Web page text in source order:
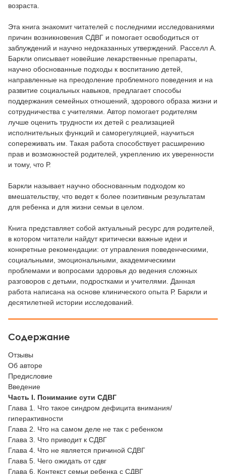
возраста.
Эта книга знакомит читателей с последними исследованиями
причин возникновения СДВГ и помогает освободиться от
заблуждений и научно недоказанных утверждений. Расселл А.
Баркли описывает новейшие лекарственные препараты,
научно обоснованные подходы к воспитанию детей,
направленные на преодоление проблемного поведения и на
развитие социальных навыков, предлагает способы
поддержания семейных отношений, здорового образа жизни и
сотрудничества с учителями. Автор помогает родителям
лучше оценить трудности их детей с реализацией
исполнительных функций и саморегуляцией, научиться
сопереживать им. Такая работа способствует расширению
прав и возможностей родителей, укреплению их уверенности
и тому, что Р.
Баркли называет научно обоснованным подходом ко
вмешательству, что ведет к более позитивным результатам
для ребенка и для жизни семьи в целом.
Книга представляет собой актуальный ресурс для родителей,
в котором читатели найдут критически важные идеи и
конкретные рекомендации: от управления поведенческими,
социальными, эмоциональными, академическими
проблемами и вопросами здоровья до ведения сложных
разговоров с детьми, подростками и учителями. Данная
работа написана на основе клинического опыта Р. Баркли и
десятилетней истории исследований.
Содержание
Отзывы
Об авторе
Предисловие
Введение
Часть I. Понимание сути СДВГ
Глава 1. Что такое синдром дефицита внимания/
гиперактивности
Глава 2. Что на самом деле не так с ребенком
Глава 3. Что приводит к СДВГ
Глава 4. Что не является причиной СДВГ
Глава 5. Чего ожидать от сдвг
Глава 6. Контекст семьи ребенка с СДВГ